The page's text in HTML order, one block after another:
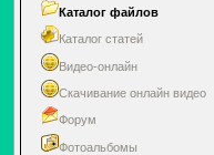
Каталог файлов
Каталог статей
Видео-онлайн
Скачивание онлайн видео
Форум
Фотоальбомы